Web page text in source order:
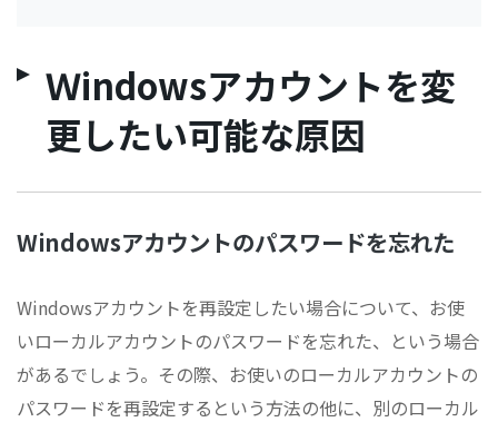
Ｗindowsアカウントを変
更したい可能な原因
Windowsアカウントのパスワードを忘れた
Windowsアカウントを再設定したい場合について、お使
いローカルアカウントのパスワードを忘れた、という場合
があるでしょう。その際、お使いのローカルアカウントの
パスワードを再設定するという方法の他に、別のローカル